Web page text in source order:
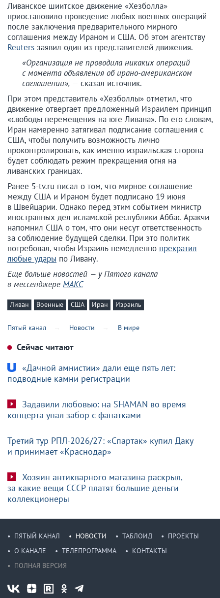
Ливанское шиитское движение «Хезболла»
приостановило проведение любых военных операций
после заключения предварительного мирного
соглашения между Ираном и США. Об этом агентству
Reuters заявил один из представителей движения.
«Организация не проводила никаких операций
с момента объявления об ирано-американском
соглашении», — сказал источник.
При этом представитель «Хезболлы» отметил, что
движение отвергает предложенный Израилем принцип
«свободы перемещения на юге Ливана». По его словам,
Иран намеренно затягивал подписание соглашения с
США, чтобы получить возможность лично
проконтролировать, как именно израильская сторона
будет соблюдать режим прекращения огня на
ливанских границах.
Ранее 5-tv.ru писал о том, что мирное соглашение
между США и Ираном будет подписано 19 июня
в Швейцарии. Однако перед этим событием министр
иностранных дел исламской республики Аббас Аракчи
напомнил США о том, что они несут ответственность
за соблюдение будущей сделки. При это политик
потребовал, чтобы Израиль немедленно прекратил
любые удары по Ливану.
Еще больше новостей — у Пятого канала
в мессенджере МАКС
Ливан Военные США Иран Израиль
Пятый канал Новости В мире
Сейчас читают
«Дачной амнистии» дали еще пять лет:
подводные камни регистрации
Задавили любовью: на SHAMAN во время
концерта упал забор с фанатками
Третий тур РПЛ-2026/27: «Спартак» купил Даку
и принимает «Краснодар»
Хозяин антикварного магазина раскрыл,
за какие вещи СССР платят большие деньги
коллекционеры
ПЯТЫЙ КАНАЛ НОВОСТИ ТАБЛОИД
ПРОЕКТЫ
О КАНАЛЕ
ТЕЛЕПРОГРАММА
КОНТАКТЫ
ПОЛНАЯ ВЕРСИЯ